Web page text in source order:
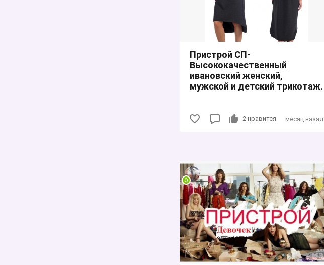
Пристрой СП-
Высококачественный
ивановский женский,
мужской и детский трикотаж.
2 нравится месяц назад